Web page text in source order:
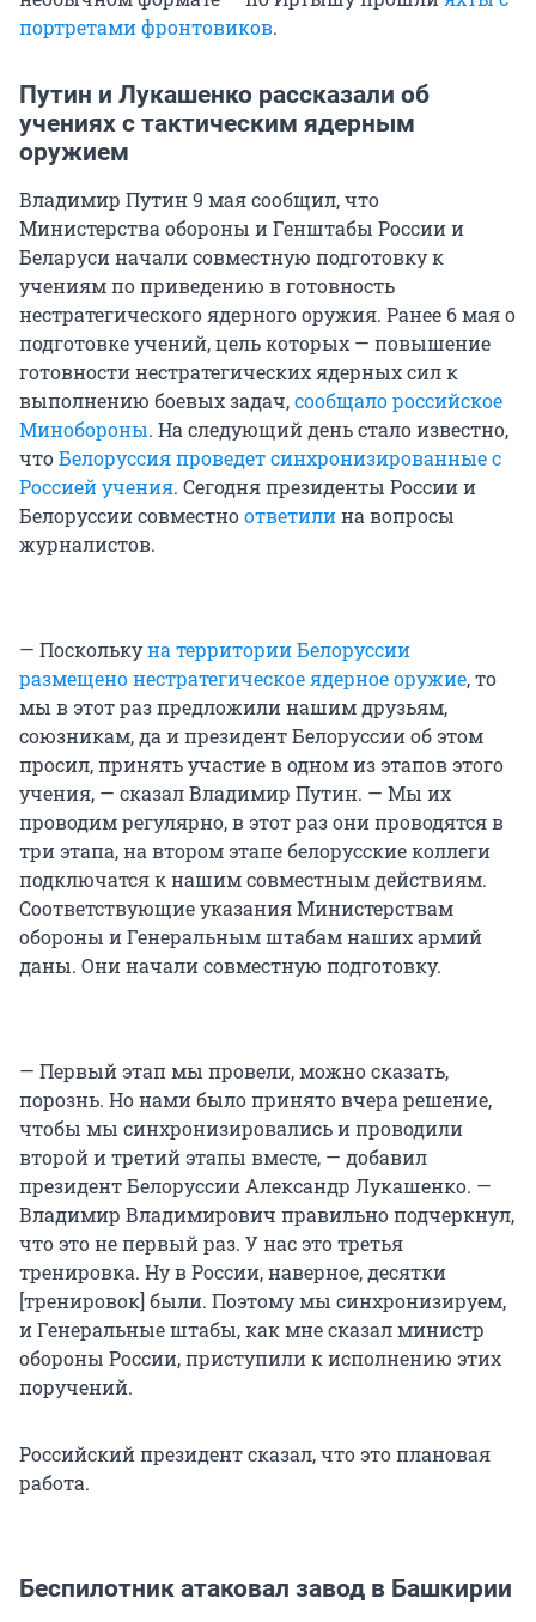
портретами фронтовиков.
Путин и Лукашенко рассказали об
учениях с тактическим ядерным
оружием
Владимир Путин 9 мая сообщил, что
Министерства обороны и Генштабы России и
Беларуси начали совместную подготовку к
учениям по приведению в готовность
нестратегического ядерного оружия. Ранее 6 мая о
подготовке учений, цель которых — повышение
готовности нестратегических ядерных сил к
выполнению боевых задач,сообщало российское
Минобороны. На следующий день стало известно,
чтоБелоруссия проведет синхронизированные с
Россией учения. Сегодня президенты России и
Белоруссии совместноответилина вопросы
журналистов.
— Посколькуна территории Белоруссии
размещено нестратегическое ядерное оружие, то
мы в этот раз предложили нашим друзьям,
союзникам, да и президент Белоруссии об этом
просил, принять участие в одном из этапов этого
учения, — сказал Владимир Путин. — Мы их
проводим регулярно, в этот раз они проводятся в
три этапа, на втором этапе белорусские коллеги
подключатся к нашим совместным действиям.
Соответствующие указания Министерствам
обороны и Генеральным штабам наших армий
даны. Они начали совместную подготовку.
— Первый этап мы провели, можно сказать,
порознь. Но нами было принято вчера решение,
чтобы мы синхронизировались и проводили
второй и третий этапы вместе, — добавил
президент Белоруссии Александр Лукашенко. —
Владимир Владимирович правильно подчеркнул,
что это не первый раз. У нас это третья
тренировка. Ну в России, наверное, десятки
[тренировок] были. Поэтому мы синхронизируем,
и Генеральные штабы, как мне сказал министр
обороны России, приступили к исполнению этих
поручений.
Российский президент сказал, что это плановая
работа.
Беспилотник атаковал завод в Башкирии